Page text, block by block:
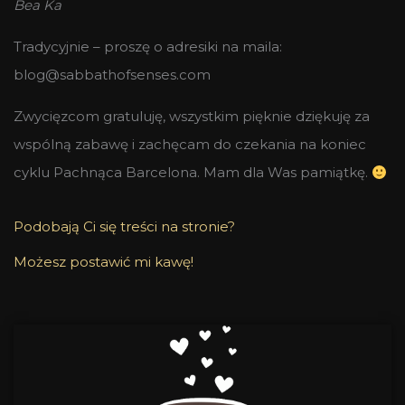
Bea Ka
Tradycyjnie – proszę o adresiki na maila:
blog@sabbathofsenses.com
Zwycięzcom gratuluję, wszystkim pięknie dziękuję za
wspólną zabawę i zachęcam do czekania na koniec
cyklu Pachnąca Barcelona. Mam dla Was pamiątkę.
Podobają Ci się treści na stronie?
Możesz postawić mi kawę!